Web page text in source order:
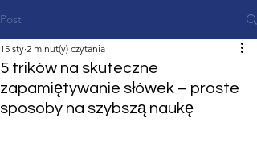
Post
5 trików na skuteczne
zapamiętywanie słówek – proste
sposoby na szybszą naukę
15 sty 2 minut(y) czytania